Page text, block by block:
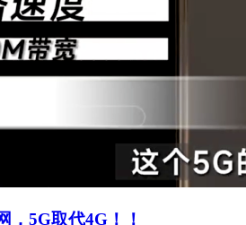
，5G取代4G！！